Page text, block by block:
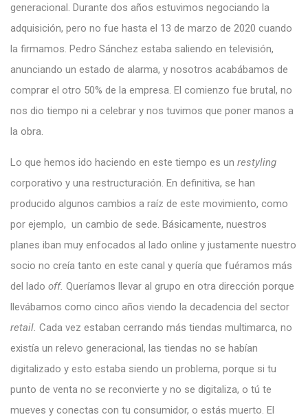
generacional. Durante dos años estuvimos negociando la
adquisición, pero no fue hasta el 13 de marzo de 2020 cuando
la firmamos. Pedro Sánchez estaba saliendo en televisión,
anunciando un estado de alarma, y nosotros acabábamos de
comprar el otro 50% de la empresa. El comienzo fue brutal, no
nos dio tiempo ni a celebrar y nos tuvimos que poner manos a
la obra.
Lo que hemos ido haciendo en este tiempo es un restyling
corporativo y una restructuración. En definitiva, se han
producido algunos cambios a raíz de este movimiento, como
por ejemplo, un cambio de sede. Básicamente, nuestros
planes iban muy enfocados al lado online y justamente nuestro
socio no creía tanto en este canal y quería que fuéramos más
del lado off. Queríamos llevar al grupo en otra dirección porque
llevábamos como cinco años viendo la decadencia del sector
retail. Cada vez estaban cerrando más tiendas multimarca, no
existía un relevo generacional, las tiendas no se habían
digitalizado y esto estaba siendo un problema, porque si tu
punto de venta no se reconvierte y no se digitaliza, o tú te
mueves y conectas con tu consumidor, o estás muerto. El